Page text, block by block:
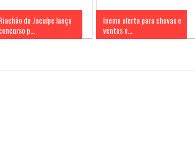
do Jacuípe lança
p...
Inema alerta para chuvas e
ventos n...